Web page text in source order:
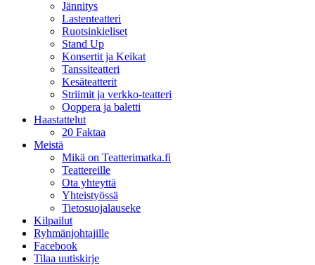
Jännitys
Lastenteatteri
Ruotsinkieliset
Stand Up
Konsertit ja Keikat
Tanssiteatteri
Kesäteatterit
Striimit ja verkko-teatteri
Ooppera ja baletti
Haastattelut
20 Faktaa
Meistä
Mikä on Teatterimatka.fi
Teattereille
Ota yhteyttä
Yhteistyössä
Tietosuojalauseke
Kilpailut
Ryhmänjohtajille
Facebook
Tilaa uutiskirje